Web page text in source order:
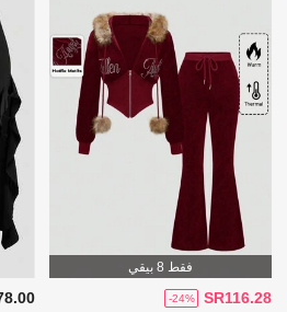
فقط 8 بيقي
SR116.28
-24%